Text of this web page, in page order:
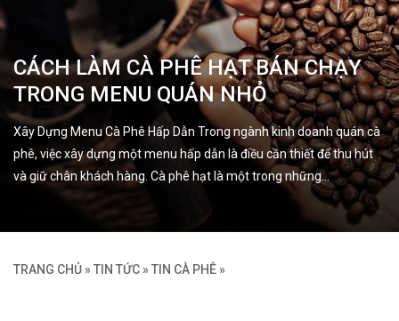
CÁCH LÀM CÀ PHÊ HẠT BÁN CHẠY
TRONG MENU QUÁN NHỎ
Xây Dựng Menu Cà Phê Hấp Dẫn Trong ngành kinh doanh quán cà
phê, việc xây dựng một menu hấp dẫn là điều cần thiết để thu hút
và giữ chân khách hàng. Cà phê hạt là một trong những…
TRANG CHỦ » TIN TỨC » TIN CÀ PHÊ »